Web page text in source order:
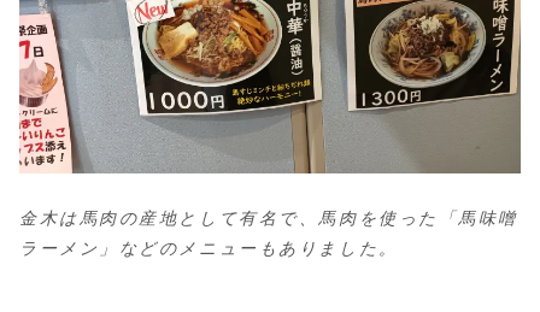
金木は馬肉の産地として有名で、馬肉を使った「馬味噌
ラーメン」などのメニューもありました。